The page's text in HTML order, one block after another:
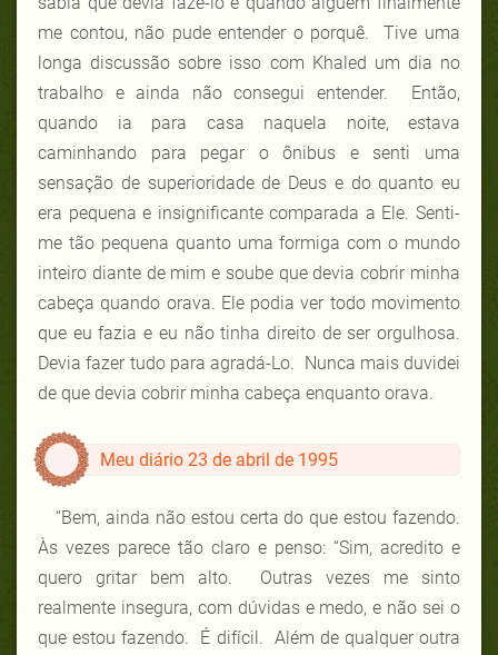
me contou, não pude entender o porquê. Tive uma
longa discussão sobre isso com Khaled um dia no
trabalho e ainda não consegui entender. Então,
quando ia para casa naquela noite, estava
caminhando para pegar o ônibus e senti uma
sensação de superioridade de Deus e do quanto eu
era pequena e insignificante comparada a Ele. Senti-
me tão pequena quanto uma formiga com o mundo
inteiro diante de mim e soube que devia cobrir minha
cabeça quando orava. Ele podia ver todo movimento
que eu fazia e eu não tinha direito de ser orgulhosa.
Devia fazer tudo para agradá-Lo. Nunca mais duvidei
de que devia cobrir minha cabeça enquanto orava.
Meu diário 23 de abril de 1995
“Bem, ainda não estou certa do que estou fazendo.
Às vezes parece tão claro e penso: “Sim, acredito e
quero gritar bem alto. Outras vezes me sinto
realmente insegura, com dúvidas e medo, e não sei o
que estou fazendo. É difícil. Além de qualquer outra